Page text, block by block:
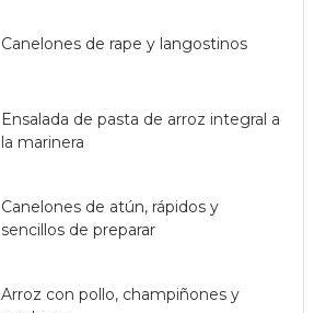
Canelones de rape y langostinos
Ensalada de pasta de arroz integral a
la marinera
Canelones de atún, rápidos y
sencillos de preparar
Arroz con pollo, champiñones y